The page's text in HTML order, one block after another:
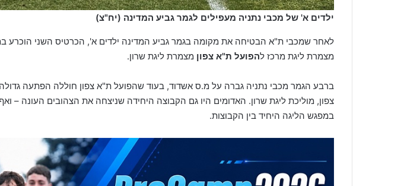
ילדים א' של מכבי נתניה מעפילים לגמר גביע המדינה (יח"צ)
לאחר שמכבי ת"א הבטיחה את מקומה בגמר גביע המדינה ילדים א', הכרטיס השני הוכרע
מצמרת ליגת מרכז להפועל ת"א צפון מצמרת ליגת שרון.
ברבע הגמר מכבי נתניה גברה על מ.ס אשדוד, בעוד שהפועל ת"א צפון חוללה הפתעה
צפון, מוליכת ליגת שרון. האדומים היו גם הקבוצה היחידה שניצחה את הצהובים העונה –
במפגש הליגה היחיד בין הקבוצות.